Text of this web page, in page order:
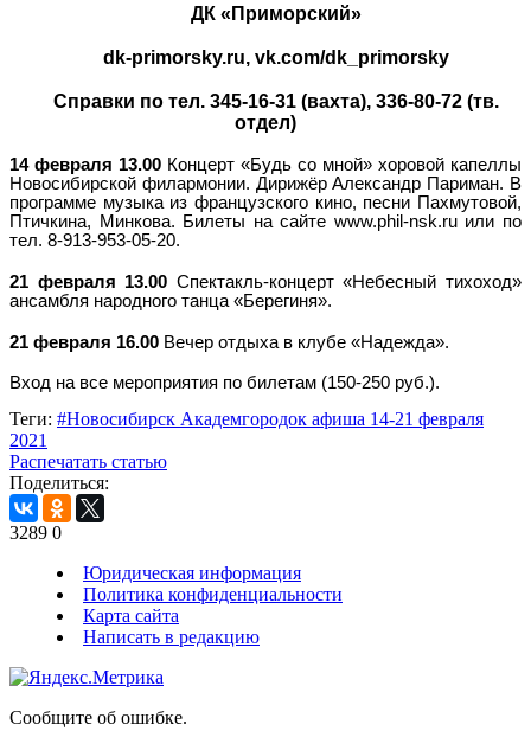
ДК «Приморский»
dk-primorsky.ru, vk.com/dk_primorsky
Справки по тел. 345-16-31 (вахта), 336-80-72 (тв.
отдел)
14 февраля 13.00 Концерт «Будь со мной» хоровой капеллы
Новосибирской филармонии. Дирижёр Александр Париман. В
программе музыка из французского кино, песни Пахмутовой,
Птичкина, Минкова. Билеты на сайте www.phil-nsk.ruили по
тел. 8-913-953-05-20.
21 февраля 13.00 Спектакль-концерт «Небесный тихоход»
ансамбля народного танца «Берегиня».
21 февраля 16.00 Вечер отдыха в клубе «Надежда».
Вход на все мероприятия по билетам (150-250 руб.).
Теги: #Новосибирск Академгородок афиша 14-21 февраля
2021
Распечатать статью
Поделиться:
3289 0
Юридическая информация
Политика конфиденциальности
Карта сайта
Написать в редакцию
Сообщите об ошибке.